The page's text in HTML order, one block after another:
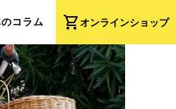
shopping_cartオンラインショップ
コラム